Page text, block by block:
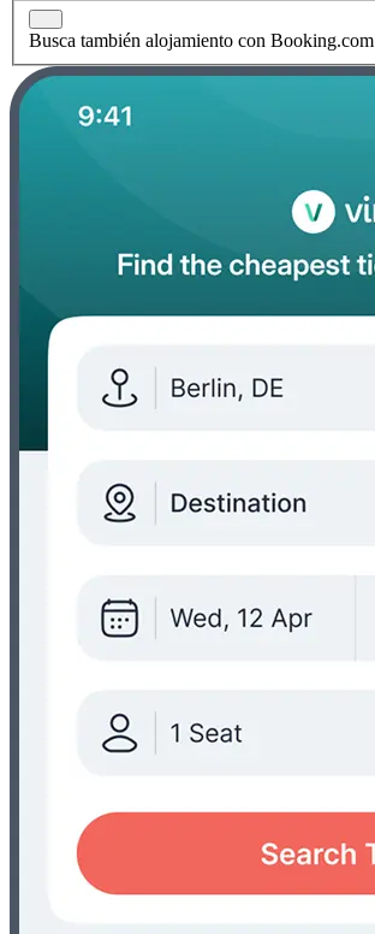
Busca también alojamiento con Booking.com